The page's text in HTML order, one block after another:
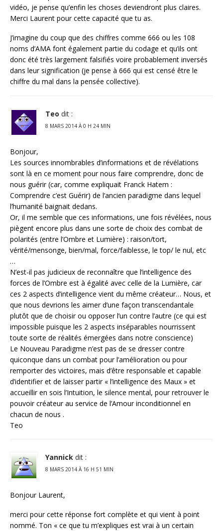
vidéo, je pense qu’enfin les choses deviendront plus claires.
Merci Laurent pour cette capacité que tu as.
J’imagine du coup que des chiffres comme 666 ou les 108
noms d’AMA font également partie du codage et qu’ils ont
donc été très largement falsifiés voire probablement inversés
dans leur signification (je pense à 666 qui est censé être le
chiffre du mal dans la pensée collective).
Teo dit :
8 MARS 2014 À 0 H 24 MIN
Bonjour,
Les sources innombrables d’informations et de révélations
sont là en ce moment pour nous faire comprendre, donc de
nous guérir (car, comme expliquait Franck Hatem :
Comprendre c’est Guérir) de l’ancien paradigme dans lequel
l’humanité baignait dedans.
Or, il me semble que ces informations, une fois révélées, nous
piègent encore plus dans une sorte de choix des combat de
polarités (entre l’Ombre et Lumière) : raison/tort,
vérité/mensonge, bien/mal, force/faiblesse, le top/ le nul, etc
…
N’est-il pas judicieux de reconnaître que l’intelligence des
forces de l’Ombre est à égalité avec celle de la Lumière, car
ces 2 aspects d’intelligence vient du même créateur… Nous, et
que nous devrions les aimer d’une façon transcendantale
plutôt que de choisir ou opposer l’un contre l’autre (ce qui est
impossible puisque les 2 aspects inséparables nourrissent
toute sorte de réalités émergées dans notre conscience)
Le Nouveau Paradigme n’est pas de se dresser contre
quiconque dans un combat pour l’amélioration ou pour
remporter des victoires, mais d’être responsable et capable
d’identifier et de laisser partir « l’intelligence des Maux » et
accueillir en sois l’Intuition, le silence mental, pour retrouver le
pouvoir créateur au service de l’Amour inconditionnel en
chacun de nous .
Teo
Yannick dit :
8 MARS 2014 À 16 H 51 MIN
Bonjour Laurent,
merci pour cette réponse fort complète et qui vient à point
nommé. Ton « ce que tu m’expliques est vrai à un certain